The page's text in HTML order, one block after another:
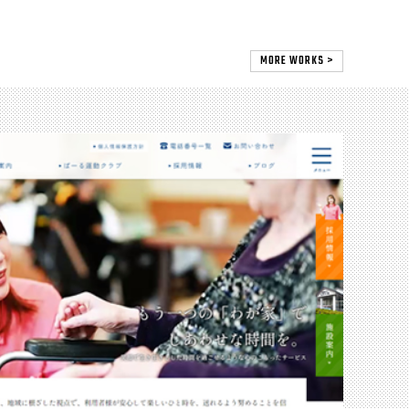
MORE WORKS >